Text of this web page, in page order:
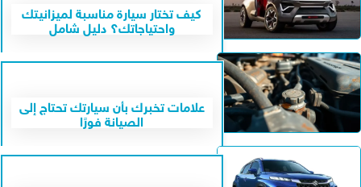
كيف تختار سيارة مناسبة لميزانيتك
واحتياجاتك؟ دليل شامل
علامات تخبرك بأن سيارتك تحتاج إلى
الصيانة فورًا